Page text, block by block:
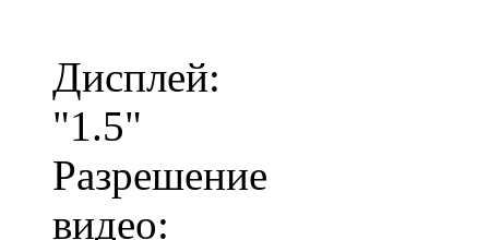
Дисплей:
"1.5"
Разрешение
видео: